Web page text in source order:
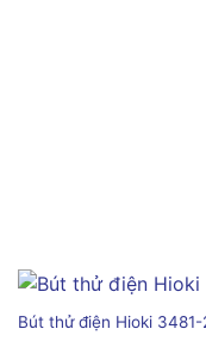
Bút thử điện Hioki 3481-